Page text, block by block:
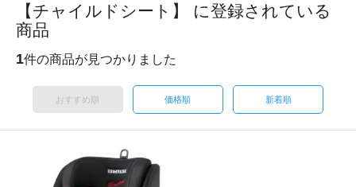
【チャイルドシート】 に登録されている
商品
1件の商品が見つかりました
おすすめ順 価格順 新着順